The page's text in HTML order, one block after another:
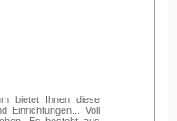
bietet Ihnen diese
Einrichtungen... Voll